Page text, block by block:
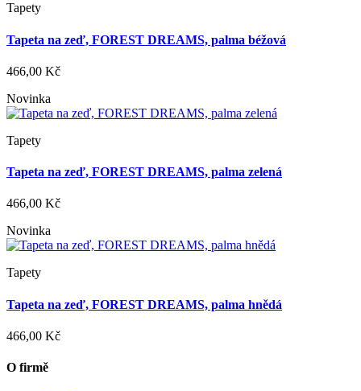
Tapety
Tapeta na zeď, FOREST DREAMS, palma béžová
466,00 Kč
Novinka
Tapety
Tapeta na zeď, FOREST DREAMS, palma zelená
466,00 Kč
Novinka
Tapety
Tapeta na zeď, FOREST DREAMS, palma hnědá
466,00 Kč
O firmě